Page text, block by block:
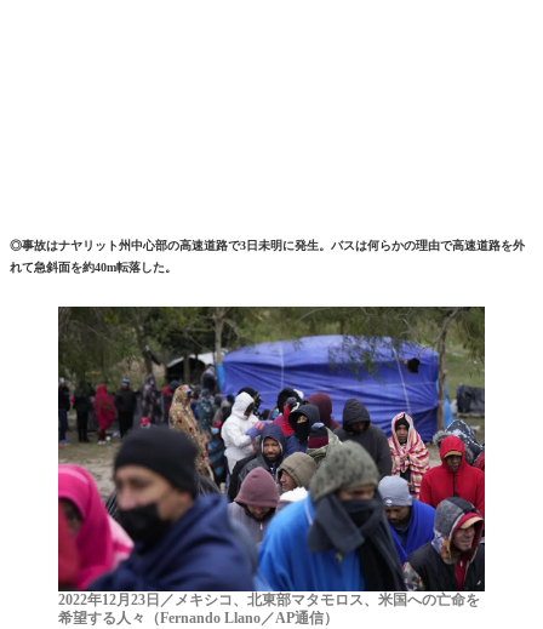
◎事故はナヤリット州中心部の高速道路で3日未明に発生。バスは何らかの理由で高速道路を外
れて急斜面を約40m転落した。
2022年12月23日／メキシコ、北東部マタモロス、米国への亡命を
希望する人々（Fernando Llano／AP通信）